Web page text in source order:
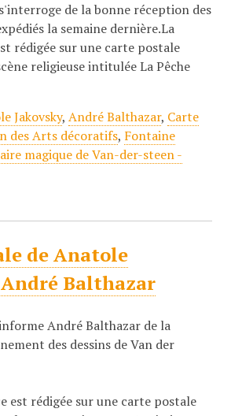
de la bonne réception des
la semaine dernière.La
rédigée sur une carte postale
religieuse intitulée La Pêche
Jakovsky, André Balthazar, Carte
des Arts décoratifs, Fontaine
magique de Van-der-steen -
de Anatole
Balthazar
André Balthazar de la
des dessins de Van der
est rédigée sur une carte postale